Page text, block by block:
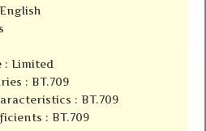
: Limited
: BT.709
: BT.709
: BT.709